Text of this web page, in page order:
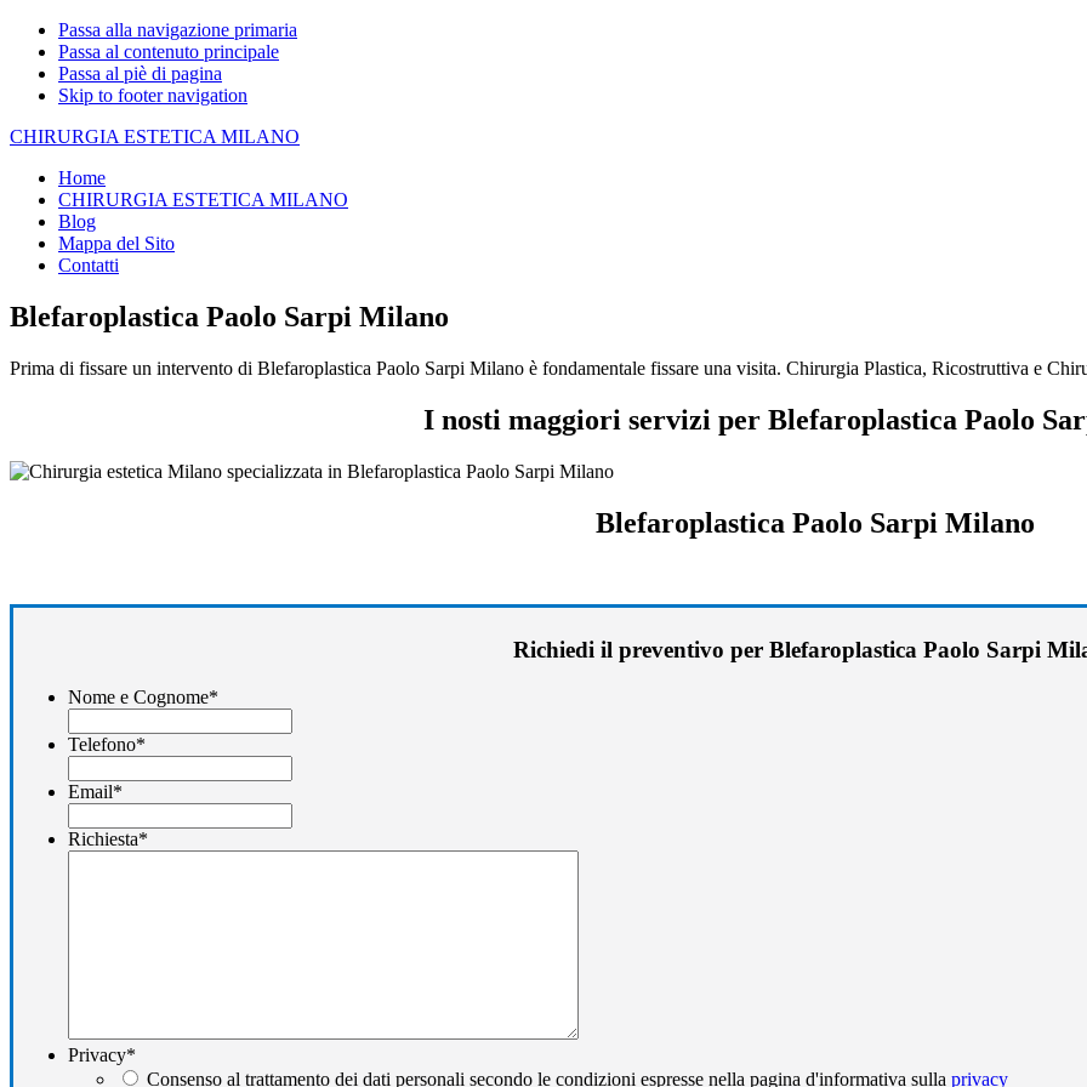
Passa alla navigazione primaria
Passa al contenuto principale
Passa al piè di pagina
Skip to footer navigation
CHIRURGIA ESTETICA MILANO
Home
CHIRURGIA ESTETICA MILANO
Blog
Mappa del Sito
Contatti
Blefaroplastica Paolo Sarpi Milano
Prima di fissare un intervento di Blefaroplastica Paolo Sarpi Milano è fondamentale fissare una visita. Chirurgia Plastica, Ricostruttiva e
I nosti maggiori servizi per Blefaroplastica Paolo
Blefaroplastica Paolo Sarpi Milano
Richiedi il preventivo per Blefaroplastica Paolo Sarpi
Nome e Cognome*
Telefono*
Email*
Richiesta*
Privacy*
Consenso al trattamento dei dati personali secondo le condizioni espresse nella pagina d'informativa sulla privacy